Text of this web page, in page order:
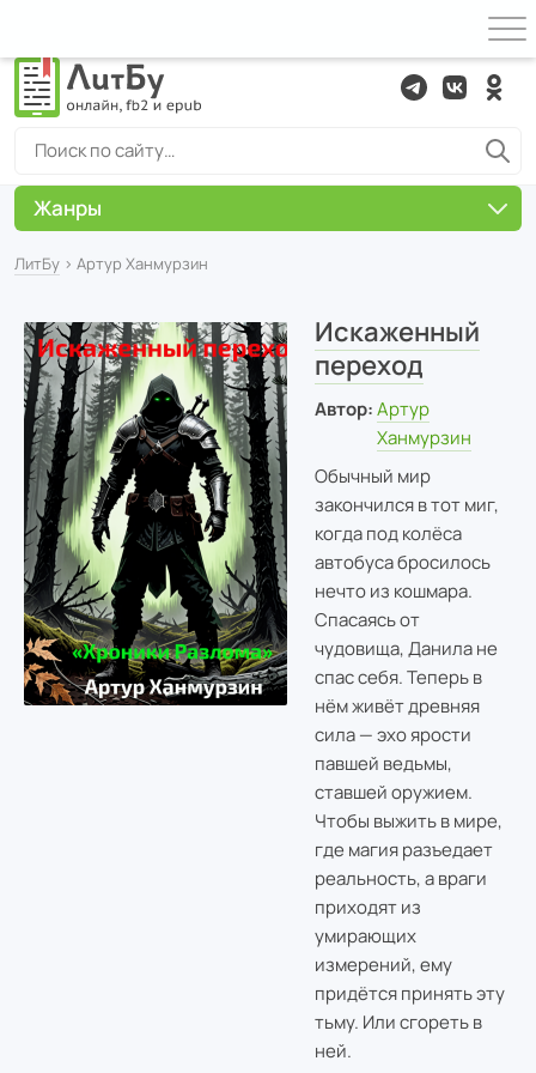
ЛитБу › Артур Ханмурзин
Искаженный
переход
Автор: Артур
Ханмурзин
Обычный мир
закончился в тот миг,
когда под колёса
автобуса бросилось
нечто из кошмара.
Спасаясь от
чудовища, Данила не
спас себя. Теперь в
нём живёт древняя
сила — эхо ярости
павшей ведьмы,
ставшей оружием.
Чтобы выжить в мире,
где магия разъедает
реальность, а враги
приходят из
умирающих
измерений, ему
придётся принять эту
тьму. Или сгореть в
ней.
Жанры